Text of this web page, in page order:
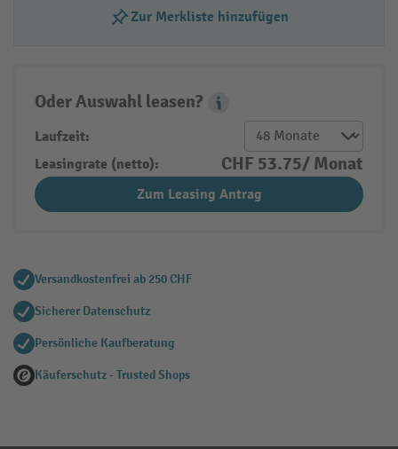
Zur Merkliste hinzufügen
Oder Auswahl leasen?
Leasing Popover
Laufzeit:
Leasingrate (netto):
CHF 53.75/ Monat
Zum Leasing Antrag
Versandkostenfrei ab 250 CHF
Sicherer Datenschutz
Persönliche Kaufberatung
Käuferschutz - Trusted Shops